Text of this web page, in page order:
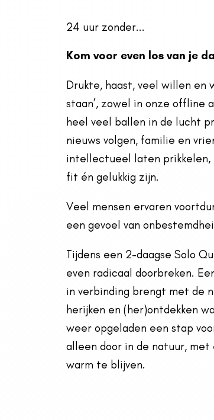
24 uur zonder...
Kom voor even los van je
Drukte, haast, veel willen en
staan’, zowel in onze offline
heel veel ballen in de lucht
nieuws volgen, familie en
intellectueel laten prikkelen,
fit én gelukkig zijn.
Veel mensen ervaren
een gevoel van
Tijdens een 2-daagse Solo
even radicaal doorbreken.
in verbinding brengt met de
herijken en (her)ontdekken
weer opgeladen een stap
alleen door in de natuur, met
warm te blijven.